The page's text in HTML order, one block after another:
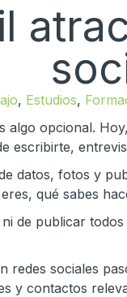
, Estudios,
opcional.
escribirte,
datos, fotos y
qué sabes
de publicar
sociales
y contactos